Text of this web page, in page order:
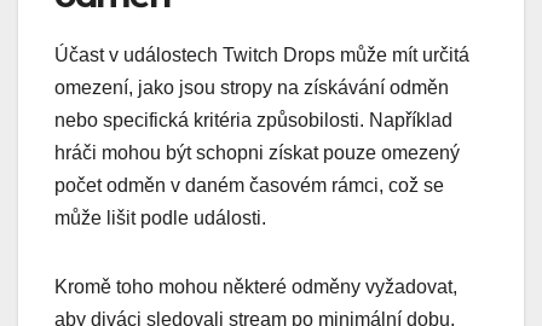
Účast v událostech Twitch Drops může mít určitá
omezení, jako jsou stropy na získávání odměn
nebo specifická kritéria způsobilosti. Například
hráči mohou být schopni získat pouze omezený
počet odměn v daném časovém rámci, což se
může lišit podle události.
Kromě toho mohou některé odměny vyžadovat,
aby diváci sledovali stream po minimální dobu,